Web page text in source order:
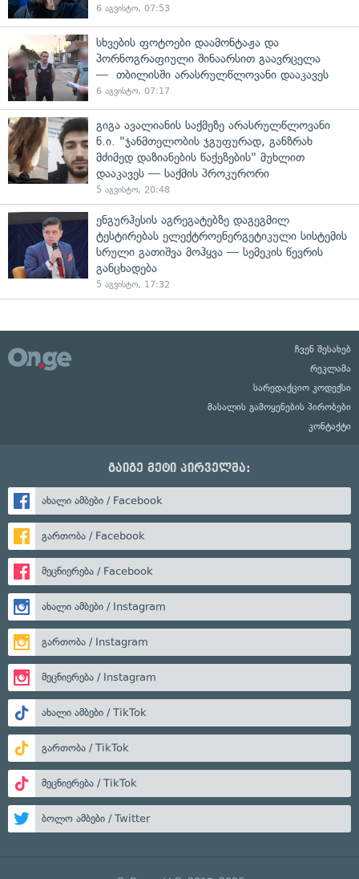
6 აგვისტო, 07:53
სხვების ფოტოები დაამონტაჟა და
პორნოგრაფიული შინაარსით გაავრცელა
— თბილისში არასრულწლოვანი დააკავეს
6 აგვისტო, 07:17
გიგა ავალიანის საქმეზე არასრულწლოვანი
ნ.ი. "ჯანმთელობის ჯგუფურად, განზრახ
მძიმედ დაზიანების წაქეზების" მუხლით
დააკავეს — საქმის პროკურორი
5 აგვისტო, 20:48
ენგურჰესის აგრეგატებზე დაგეგმილ
ტესტირებას ელექტროენერგეტიკული სისტემის
სრული გათიშვა მოჰყვა — სემეკის წევრის
განცხადება
5 აგვისტო, 17:32
ჩვენ შესახებ
რეკლამა
სარედაქციო კოდექსი
მასალის გამოყენების პირობები
კონტაქტი
გაიგე მეტი პირველმა:
ახალი ამბები / Facebook
გართობა / Facebook
მეცნიერება / Facebook
ახალი ამბები / Instagram
გართობა / Instagram
მეცნიერება / Instagram
ახალი ამბები / TikTok
გართობა / TikTok
მეცნიერება / TikTok
ბოლო ამბები / Twitter